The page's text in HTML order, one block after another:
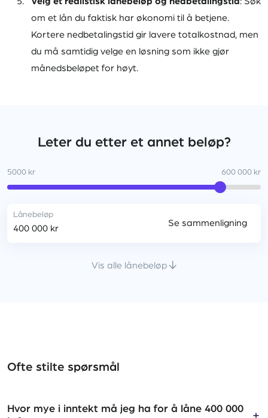
om et lån du faktisk har økonomi til å betjene.
Kortere nedbetalingstid gir lavere totalkostnad, men
du må samtidig velge en løsning som ikke gjør
månedsbeløpet for høyt.
Leter du etter et annet beløp?
5000 kr 600 000 kr
Lånebeløp
400 000 kr
Se sammenligning
Vis alle lånebeløp
Ofte stilte spørsmål
Hvor mye i inntekt må jeg ha for å låne 400 000